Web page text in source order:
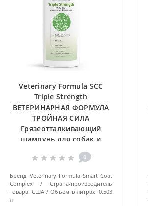
Veterinary Formula SCC
Triple Strength
ВЕТЕРИНАРНАЯ ФОРМУЛА
ТРОЙНАЯ СИЛА
Грязеотталкивающий
шампунь для собак и
0
Бренд: Veterinary Formula Smart Coat
Complex
Страна-производитель
товара: США Объем в литрах: 0.503
л